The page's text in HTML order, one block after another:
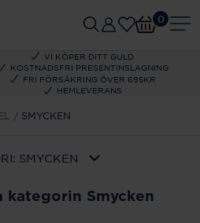
VI KÖPER DITT GULD
KOSTNADSFRI PRESENTINSLAGNING
FRI FÖRSÄKRING ÖVER 695KR
HEMLEVERANS
0
SMYCKEN
SMYCKEN
kategorin Smycken